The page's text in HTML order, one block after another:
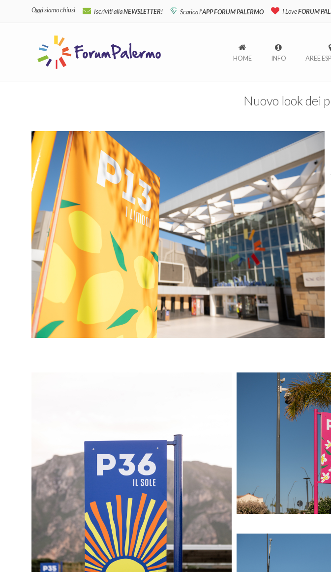
Oggi siamo chiusi Iscriviti allaNEWSLETTER! Scarica l'APP FORUM PALERMO I LoveFORUM
HOME INFO AREE
Nuovo look dei